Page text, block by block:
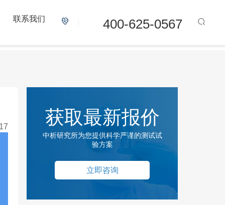
400-625-0567
联系我们
获取最新报价
中析研究所为您提供科学严谨的测试试
验方案
立即咨询